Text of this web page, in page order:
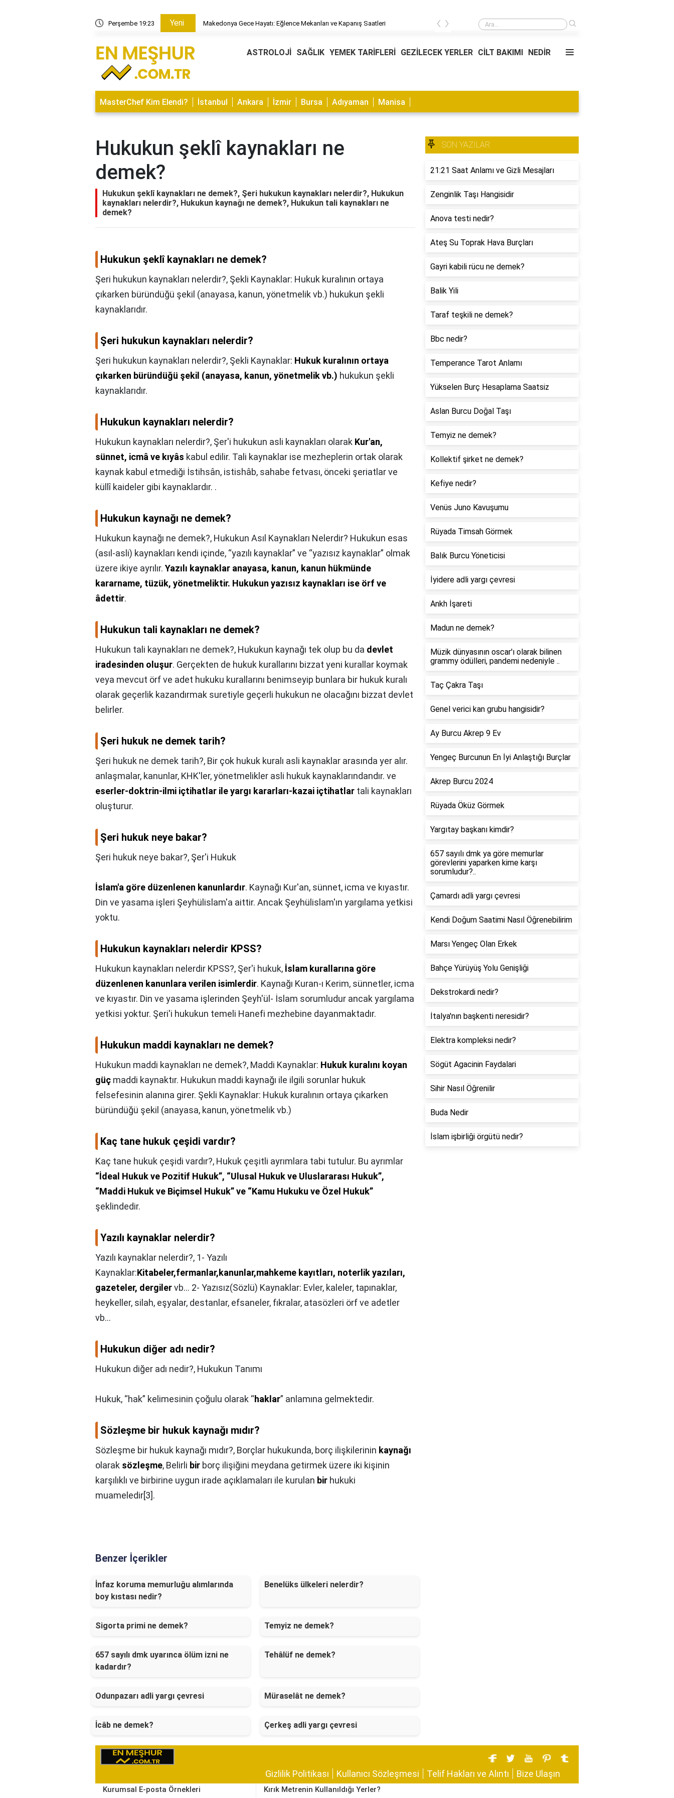
Perşembe 19:23 Yeni
Eğlence Mekanları ve Kapanış Saatleri Makedonya Gece Hayatı: Eğlence Mekanları ve Kapanış Saatleri Makedonya Gece Hayatı: Eğlence Mekanları ve Kapanış Saatleri
‹ ›
ASTROLOJİ SAĞLIK YEMEK TARİFLERİ GEZİLECEK YERLER CİLT BAKIMI NEDİR
MasterChef Kim Elendi? İstanbul Ankara İzmir Bursa Adıyaman Manisa
Hukukun şeklî kaynakları ne
demek?
Hukukun şeklî kaynakları ne demek?, Şeri hukukun kaynakları nelerdir?, Hukukun
kaynakları nelerdir?, Hukukun kaynağı ne demek?, Hukukun tali kaynakları ne
demek?
Hukukun şeklî kaynakları ne demek?
Şeri hukukun kaynakları nelerdir?, Şekli Kaynaklar: Hukuk kuralının ortaya
çıkarken büründüğü şekil (anayasa, kanun, yönetmelik vb.) hukukun şekli
kaynaklarıdır.
Şeri hukukun kaynakları nelerdir?
Şeri hukukun kaynakları nelerdir?, Şekli Kaynaklar: Hukuk kuralının ortaya
çıkarken büründüğü şekil (anayasa, kanun, yönetmelik vb.) hukukun şekli
kaynaklarıdır.
Hukukun kaynakları nelerdir?
Hukukun kaynakları nelerdir?, Şer'i hukukun asli kaynakları olarak Kur'an,
sünnet, icmâ ve kıyâs kabul edilir. Tali kaynaklar ise mezheplerin ortak olarak
kaynak kabul etmediği İstihsân, istishâb, sahabe fetvası, önceki şeriatlar ve
küllî kaideler gibi kaynaklardır. .
Hukukun kaynağı ne demek?
Hukukun kaynağı ne demek?, Hukukun Asıl Kaynakları Nelerdir? Hukukun esas
(asıl-asli) kaynakları kendi içinde, “yazılı kaynaklar” ve “yazısız kaynaklar” olmak
üzere ikiye ayrılır. Yazılı kaynaklar anayasa, kanun, kanun hükmünde
kararname, tüzük, yönetmeliktir. Hukukun yazısız kaynakları ise örf ve
âdettir.
Hukukun tali kaynakları ne demek?
Hukukun tali kaynakları ne demek?, Hukukun kaynağı tek olup bu da devlet
iradesinden oluşur. Gerçekten de hukuk kurallarını bizzat yeni kurallar koymak
veya mevcut örf ve adet hukuku kurallarını benimseyip bunlara bir hukuk kuralı
olarak geçerlik kazandırmak suretiyle geçerli hukukun ne olacağını bizzat devlet
belirler.
Şeri hukuk ne demek tarih?
Şeri hukuk ne demek tarih?, Bir çok hukuk kuralı asli kaynaklar arasında yer alır.
anlaşmalar, kanunlar, KHK'ler, yönetmelikler asli hukuk kaynaklarındandır. ve
eserler-doktrin-ilmi içtihatlar ile yargı kararları-kazai içtihatlar tali kaynakları
oluşturur.
Şeri hukuk neye bakar?
Şeri hukuk neye bakar?, Şer'i Hukuk
İslam'a göre düzenlenen kanunlardır. Kaynağı Kur'an, sünnet, icma ve kıyastır.
Din ve yasama işleri Şeyhülislam'a aittir. Ancak Şeyhülislam'ın yargılama yetkisi
yoktu.
Hukukun kaynakları nelerdir KPSS?
Hukukun kaynakları nelerdir KPSS?, Şer'i hukuk, İslam kurallarına göre
düzenlenen kanunlara verilen isimlerdir. Kaynağı Kuran-ı Kerim, sünnetler, icma
ve kıyastır. Din ve yasama işlerinden Şeyh'ül- İslam sorumludur ancak yargılama
yetkisi yoktur. Şeri'i hukukun temeli Hanefi mezhebine dayanmaktadır.
Hukukun maddi kaynakları ne demek?
Hukukun maddi kaynakları ne demek?, Maddi Kaynaklar: Hukuk kuralını koyan
güç maddi kaynaktır. Hukukun maddi kaynağı ile ilgili sorunlar hukuk
felsefesinin alanına girer. Şekli Kaynaklar: Hukuk kuralının ortaya çıkarken
büründüğü şekil (anayasa, kanun, yönetmelik vb.)
Kaç tane hukuk çeşidi vardır?
Kaç tane hukuk çeşidi vardır?, Hukuk çeşitli ayrımlara tabi tutulur. Bu ayrımlar
“İdeal Hukuk ve Pozitif Hukuk”, “Ulusal Hukuk ve Uluslararası Hukuk”,
“Maddi Hukuk ve Biçimsel Hukuk” ve “Kamu Hukuku ve Özel Hukuk”
şeklindedir.
Yazılı kaynaklar nelerdir?
Yazılı kaynaklar nelerdir?, 1- Yazılı
Kaynaklar:Kitabeler,fermanlar,kanunlar,mahkeme kayıtları, noterlik yazıları,
gazeteler, dergilervb... 2- Yazısız(Sözlü) Kaynaklar: Evler, kaleler, tapınaklar,
heykeller, silah, eşyalar, destanlar, efsaneler, fıkralar, atasözleri örf ve adetler
vb...
Hukukun diğer adı nedir?
Hukukun diğer adı nedir?, Hukukun Tanımı
Hukuk, “hak” kelimesinin çoğulu olarak “haklar” anlamına gelmektedir.
Sözleşme bir hukuk kaynağı mıdır?
Sözleşme bir hukuk kaynağı mıdır?, Borçlar hukukunda, borç ilişkilerinin kaynağı
olarak sözleşme, Belirli bir borç ilişiğini meydana getirmek üzere iki kişinin
karşılıklı ve birbirine uygun irade açıklamaları ile kurulan bir hukuki
muameledir[3].
Benzer İçerikler
İnfaz koruma memurluğu alımlarında
boy kıstası nedir?
Benelüks ülkeleri nelerdir?
Sigorta primi ne demek? Temyiz ne demek?
657 sayılı dmk uyarınca ölüm izni ne
kadardır?
Tehâlüf ne demek?
Odunpazarı adli yargı çevresi Müraselât ne demek?
İcâb ne demek? Çerkeş adli yargı çevresi
SON YAZILAR
21:21 Saat Anlamı ve Gizli Mesajları
Zenginlik Taşı Hangisidir
Anova testi nedir?
Ateş Su Toprak Hava Burçları
Gayri kabili rücu ne demek?
Balik Yili
Taraf teşkili ne demek?
Bbc nedir?
Temperance Tarot Anlamı
Yükselen Burç Hesaplama Saatsiz
Aslan Burcu Doğal Taşı
Temyiz ne demek?
Kollektif şirket ne demek?
Kefiye nedir?
Venüs Juno Kavuşumu
Rüyada Timsah Görmek
Balık Burcu Yöneticisi
İyidere adli yargı çevresi
Ankh İşareti
Madun ne demek?
Müzik dünyasının oscar'ı olarak bilinen
grammy ödülleri, pandemi nedeniyle ..
Taç Çakra Taşı
Genel verici kan grubu hangisidir?
Ay Burcu Akrep 9 Ev
Yengeç Burcunun En İyi Anlaştığı Burçlar
Akrep Burcu 2024
Rüyada Öküz Görmek
Yargıtay başkanı kimdir?
657 sayılı dmk ya göre memurlar
görevlerini yaparken kime karşı
sorumludur?..
Çamardı adli yargı çevresi
Kendi Doğum Saatimi Nasıl Öğrenebilirim
Marsı Yengeç Olan Erkek
Bahçe Yürüyüş Yolu Genişliği
Dekstrokardi nedir?
İtalya'nın başkenti neresidir?
Elektra kompleksi nedir?
Sögüt Agacinin Faydalari
Sihir Nasıl Öğrenilir
Buda Nedir
İslam işbirliği örgütü nedir?
Gizlilik Politikası Kullanıcı Sözleşmesi Telif Hakları ve Alıntı Bize Ulaşın
Kurumsal E-posta Örnekleri
Kırık Metrenin Kullanıldığı Yerler?